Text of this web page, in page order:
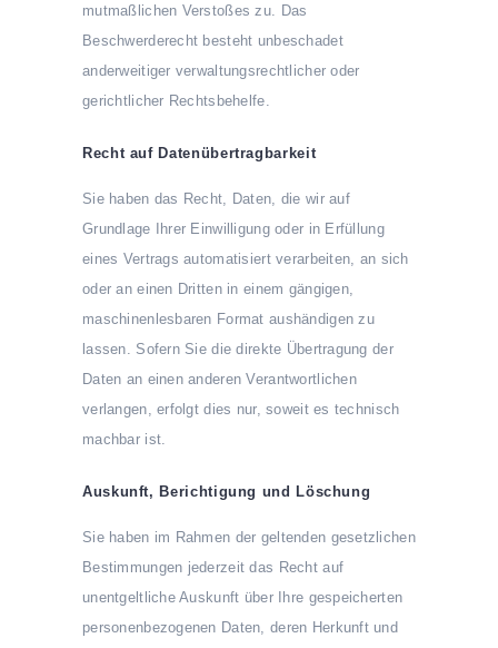
mutmaßlichen Verstoßes zu. Das
Beschwerderecht besteht unbeschadet
anderweitiger verwaltungsrechtlicher oder
gerichtlicher Rechtsbehelfe.
Recht auf Daten­übertrag­barkeit
Sie haben das Recht, Daten, die wir auf
Grundlage Ihrer Einwilligung oder in Erfüllung
eines Vertrags automatisiert verarbeiten, an sich
oder an einen Dritten in einem gängigen,
maschinenlesbaren Format aushändigen zu
lassen. Sofern Sie die direkte Übertragung der
Daten an einen anderen Verantwortlichen
verlangen, erfolgt dies nur, soweit es technisch
machbar ist.
Auskunft, Berichtigung und Löschung
Sie haben im Rahmen der geltenden gesetzlichen
Bestimmungen jederzeit das Recht auf
unentgeltliche Auskunft über Ihre gespeicherten
personenbezogenen Daten, deren Herkunft und